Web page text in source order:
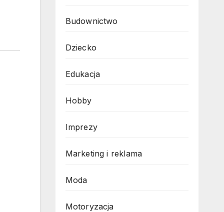
Budownictwo
Dziecko
Edukacja
Hobby
Imprezy
Marketing i reklama
Moda
Motoryzacja